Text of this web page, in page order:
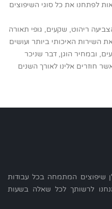
לפתחנו את כל סוגי השיפוצים
ריהוט, שקעים, גופי תאורה
השירות האיכותי ביותר ועושים
ובמחיר הוגן, דבר שניכר
חוזרים אלינו לאורך השנים
שיפוצים המתמחה בכל עבודות
לרשותך לכל שאלה בשעות